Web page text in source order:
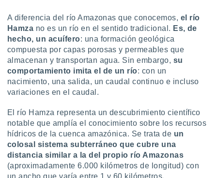
sean
el sitio
para
ni para
o
aunque
no
Puedes
acceder a
web a
abono
A diferencia del río Amazonas que conocemos, el río
Hamza no es un río en el sentido tradicional. Es, de
hecho, un acuífero: una formación geológica
compuesta por capas porosas y permeables que
almacenan y transportan agua. Sin embargo, su
comportamiento imita el de un río: con un
nacimiento, una salida, un caudal continuo e incluso
variaciones en el caudal.
El río Hamza representa un descubrimiento científico
notable que amplía el conocimiento sobre los recursos
hídricos de la cuenca amazónica. Se trata de un
colosal sistema subterráneo que cubre una
distancia similar a la del propio río Amazonas
(aproximadamente 6.000 kilómetros de longitud) con
un ancho que varía entre 1 y 60 kilómetros.